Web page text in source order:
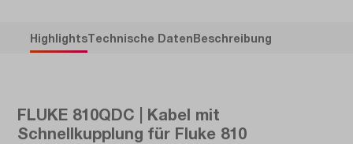
HighlightsTechnische DatenBeschreibung
FLUKE 810QDC | Kabel mit
Schnellkupplung für Fluke 810